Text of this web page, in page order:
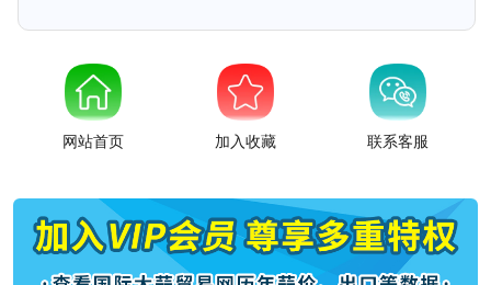
网站首页 加入收藏 联系客服